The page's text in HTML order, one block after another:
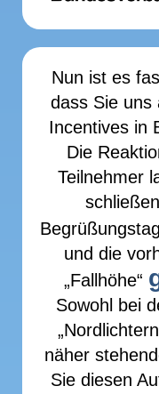
Nun ist es
dass Sie uns
Incentives in
Die
Teilnehmer
Begrüßungstag
und die
„Fallhöhe“
Sowohl bei
näher
Sie diesen